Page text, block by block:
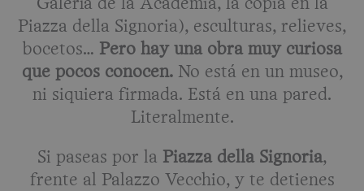
Galería de la Academia, la copia en la
Piazza della Signoria), esculturas, relieves,
bocetos… Pero hay una obra muy curiosa
que pocos conocen.No está en un museo,
ni siquiera firmada. Está en una pared.
Literalmente.
Si paseas por la Piazza della Signoria,
frente al Palazzo Vecchio, y te detienes